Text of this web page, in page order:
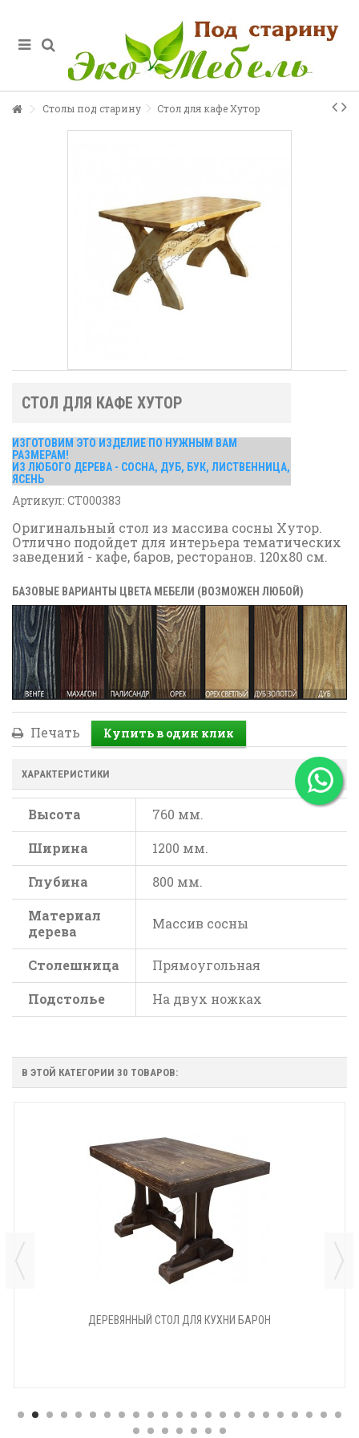
Столы под старину Стол для кафе Хутор
СТОЛ ДЛЯ КАФЕ ХУТОР
ИЗГОТОВИМ ЭТО ИЗДЕЛИЕ ПО НУЖНЫМ ВАМ
РАЗМЕРАМ!
ИЗ ЛЮБОГО ДЕРЕВА - СОСНА, ДУБ, БУК, ЛИСТВЕННИЦА,
ЯСЕНЬ
Артикул: СТ000383
Оригинальный стол из массива сосны Хутор.
Отлично подойдет для интерьера тематических
заведений - кафе, баров, ресторанов. 120х80 см.
БАЗОВЫЕ ВАРИАНТЫ ЦВЕТА МЕБЕЛИ (ВОЗМОЖЕН ЛЮБОЙ)
Печать
ХАРАКТЕРИСТИКИ
Высота
760 мм.
Ширина
1200 мм.
Глубина
800 мм.
Материал
дерева
Массив сосны
Столешница
Прямоугольная
Подстолье
На двух ножках
В ЭТОЙ КАТЕГОРИИ 30 ТОВАРОВ:
ДЕРЕВЯННЫЙ СТОЛ ДЛЯ КУХНИ БАРОН